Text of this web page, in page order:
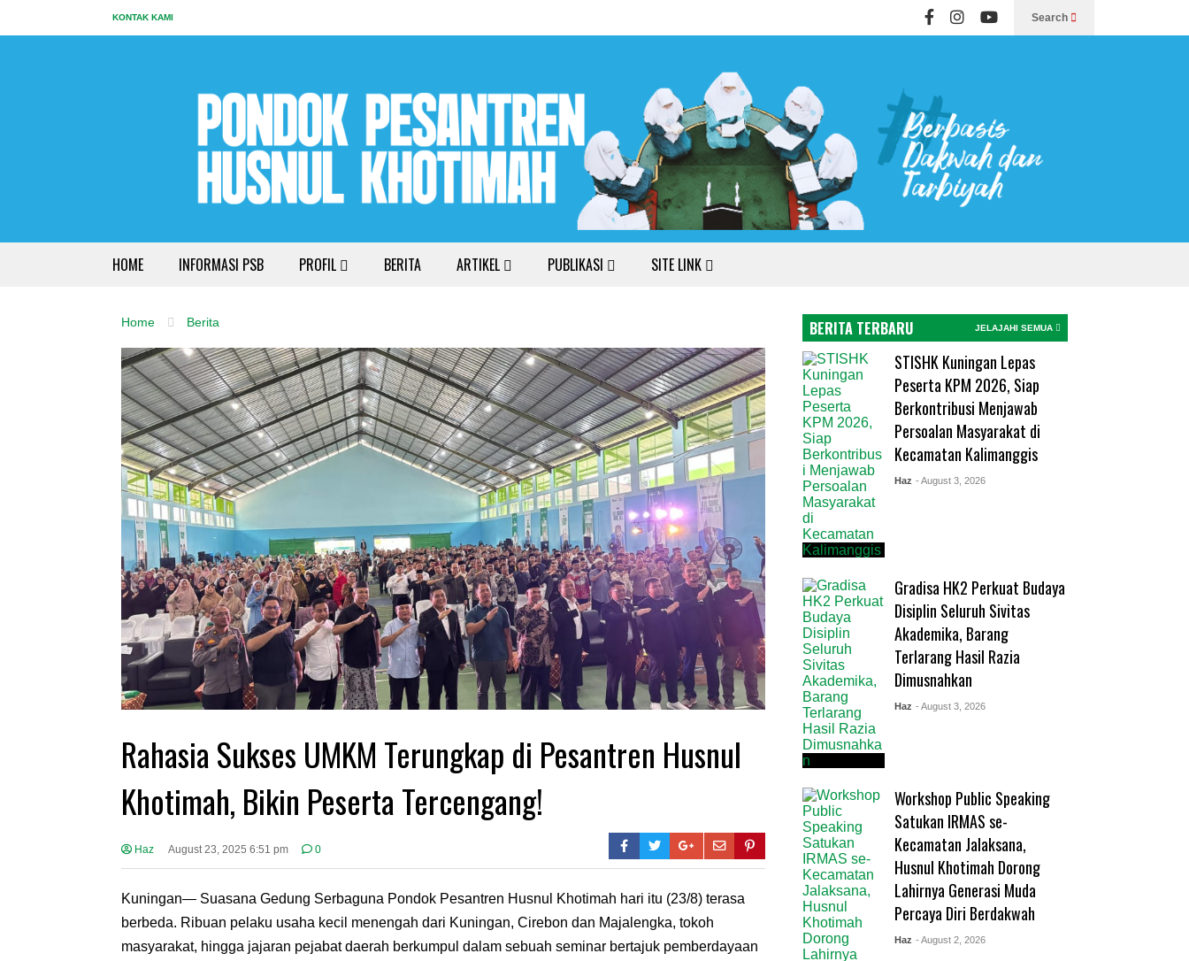
KONTAK KAMI Search
HOME INFORMASI PSB PROFIL BERITA ARTIKEL PUBLIKASI SITE LINK
Home Berita
Rahasia Sukses UMKM Terungkap di Pesantren Husnul
Khotimah, Bikin Peserta Tercengang!
Haz August 23, 2025 6:51 pm 0
Kuningan— Suasana Gedung Serbaguna Pondok Pesantren Husnul Khotimah hari itu (23/8) terasa
berbeda. Ribuan pelaku usaha kecil menengah dari Kuningan, Cirebon dan Majalengka, tokoh
masyarakat, hingga jajaran pejabat daerah berkumpul dalam sebuah seminar bertajuk pemberdayaan
BERITA TERBARU JELAJAHI SEMUA
STISHK Kuningan Lepas
Peserta KPM 2026, Siap
Berkontribusi Menjawab
Persoalan Masyarakat di
Kecamatan Kalimanggis
Haz - August 3, 2026
Gradisa HK2 Perkuat Budaya
Disiplin Seluruh Sivitas
Akademika, Barang
Terlarang Hasil Razia
Dimusnahkan
Haz - August 3, 2026
Workshop Public Speaking
Satukan IRMAS se-
Kecamatan Jalaksana,
Husnul Khotimah Dorong
Lahirnya Generasi Muda
Percaya Diri Berdakwah
Haz - August 2, 2026